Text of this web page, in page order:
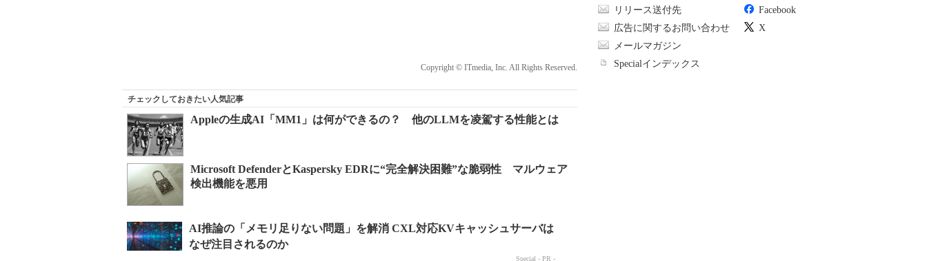
Copyright © ITmedia, Inc. All Rights Reserved.
チェックしておきたい人気記事
Appleの生成AI「MM1」は何ができるの？ 他のLLMを凌駕する性能とは
Microsoft DefenderとKaspersky EDRに“完全解決困難”な脆弱性 マルウェア
検出機能を悪用
リリース送付先
広告に関するお問い合わせ
メールマガジン
Specialインデックス
Facebook
X